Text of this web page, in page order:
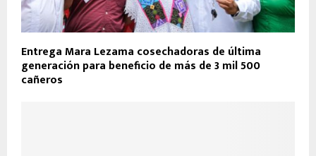
Entrega Mara Lezama cosechadoras de última
generación para beneficio de más de 3 mil 500
cañeros